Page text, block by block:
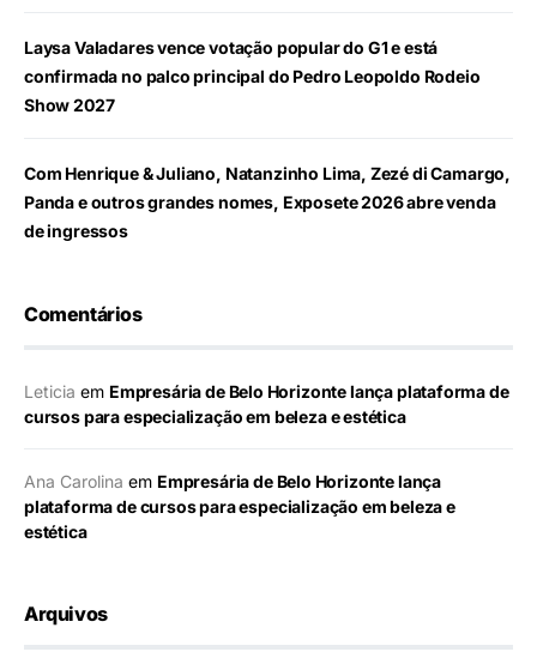
Laysa Valadares vence votação popular do G1 e está
confirmada no palco principal do Pedro Leopoldo Rodeio
Show 2027
Com Henrique & Juliano, Natanzinho Lima, Zezé di Camargo,
Panda e outros grandes nomes, Exposete 2026 abre venda
de ingressos
Comentários
Leticia em Empresária de Belo Horizonte lança plataforma de
cursos para especialização em beleza e estética
Ana Carolina em Empresária de Belo Horizonte lança
plataforma de cursos para especialização em beleza e
estética
Arquivos